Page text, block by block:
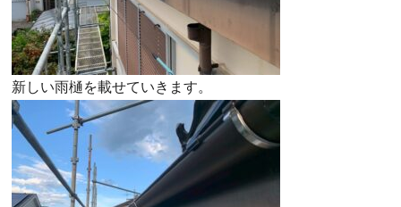
新しい雨樋を載せていきます。